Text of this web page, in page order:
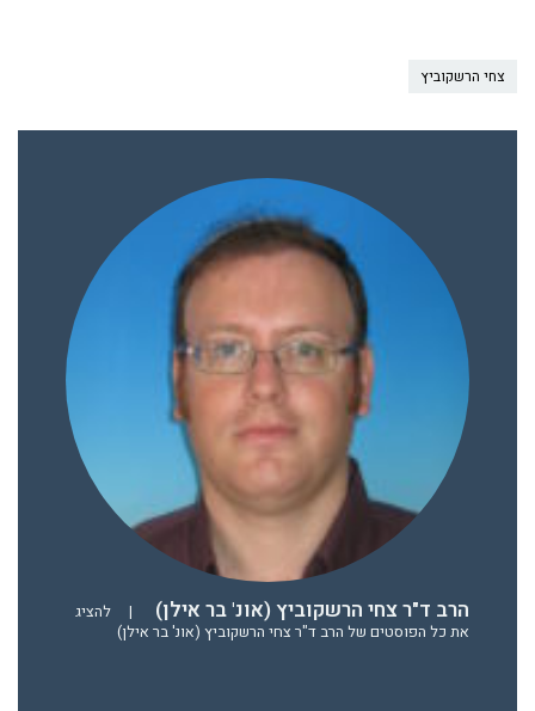
צחי הרשקוביץ
הרב ד"ר צחי הרשקוביץ (אונ' בר אילן) |
להציג
את כל הפוסטים של הרב ד"ר צחי הרשקוביץ (אונ' בר אילן)